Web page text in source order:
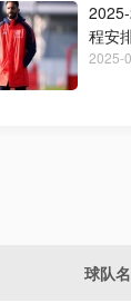
程安
2025-
球队名